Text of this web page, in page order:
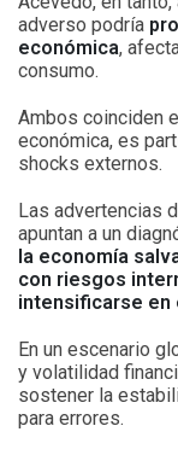
adverso podría
económica,
consumo.
Ambos coinciden
económica, es
shocks externos.
Las advertencias
apuntan a un
la economía
con riesgos
intensificarse en
En un escenario
y volatilidad
sostener la
para errores.